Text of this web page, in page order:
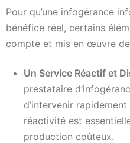
Pour qu’une infogérance
bénéfice réel, certains
compte et mis en œuvre
Un Service Réactif et
prestataire
d’intervenir
réactivité est
production coûteux.